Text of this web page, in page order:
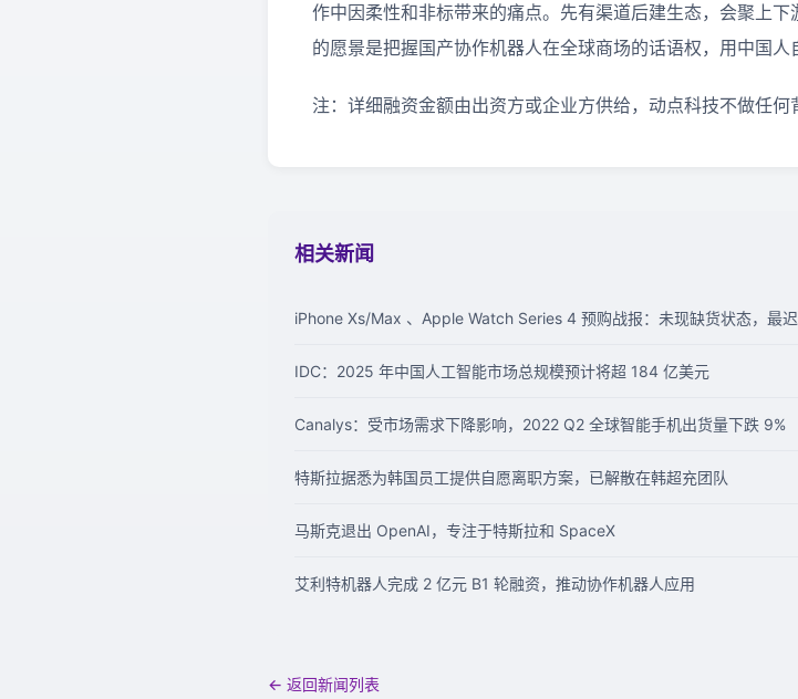
作中因柔性和非标带来的痛点。先有渠道后建生态，会聚上
的愿景是把握国产协作机器人在全球商场的话语权，用中国
注：详细融资金额由出资方或企业方供给，动点科技不做任何
相关新闻
iPhone Xs/Max 、Apple Watch Series 4 预购战报：未现缺货状态，最
IDC：2025 年中国人工智能市场总规模预计将超 184 亿美元
Canalys：受市场需求下降影响，2022 Q2 全球智能手机出货量下跌 9%
特斯拉据悉为韩国员工提供自愿离职方案，已解散在韩超充团队
马斯克退出 OpenAI，专注于特斯拉和 SpaceX
艾利特机器人完成 2 亿元 B1 轮融资，推动协作机器人应用
← 返回新闻列表